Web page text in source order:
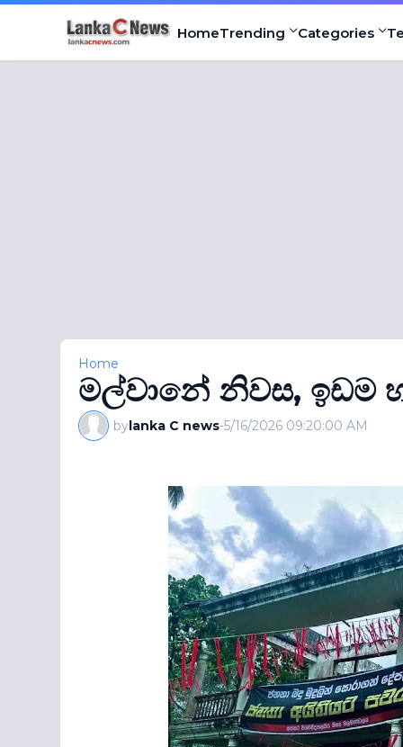
HomeTrending Categories
Home
මල්වානේ නිවස, ඉඩම
bylanka C news-5/16/2026 09:20:00 AM